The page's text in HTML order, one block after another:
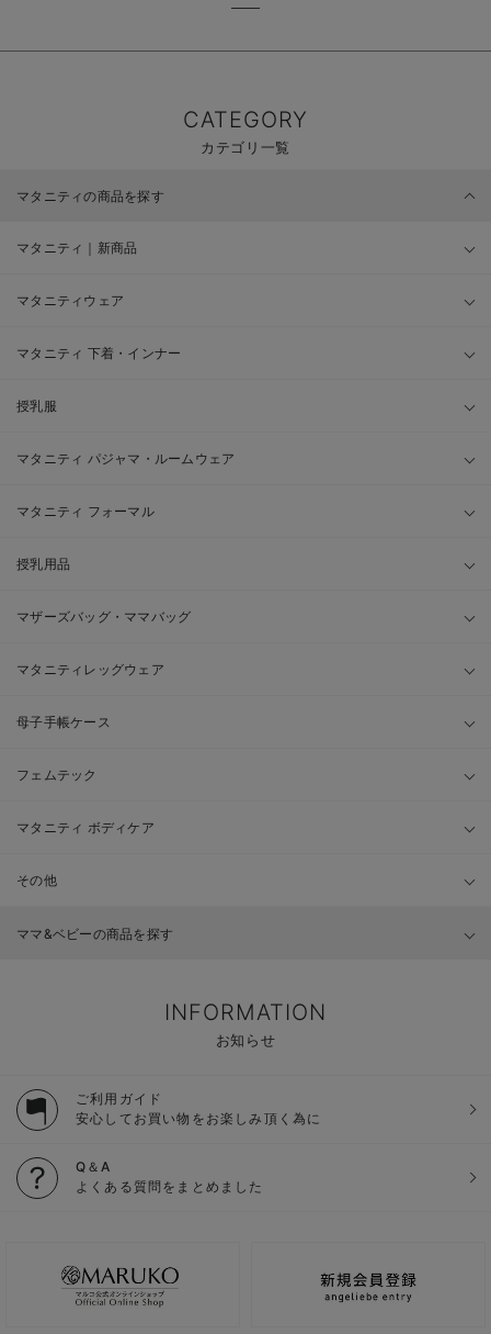
CATEGORY
カテゴリ一覧
マタニティの商品を探す
マタニティ｜新商品
マタニティウェア
マタニティ 下着・インナー
授乳服
マタニティ パジャマ・ルームウェア
マタニティ フォーマル
授乳用品
マザーズバッグ・ママバッグ
マタニティレッグウェア
母子手帳ケース
フェムテック
マタニティ ボディケア
その他
ママ&ベビーの商品を探す
INFORMATION
お知らせ
ご利用ガイド
安心してお買い物をお楽しみ頂く為に
Q＆A
よくある質問をまとめました